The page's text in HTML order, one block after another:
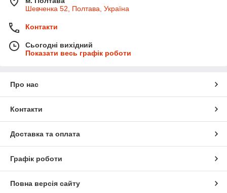
Шевченка 52, Полтава, Україна
Контакти
Сьогодні вихідний
Показати весь графік роботи
Про нас
Контакти
Доставка та оплата
Графік роботи
Повна версія сайту